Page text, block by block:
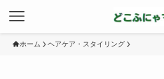
ホーム ヘアケア・スタイリング